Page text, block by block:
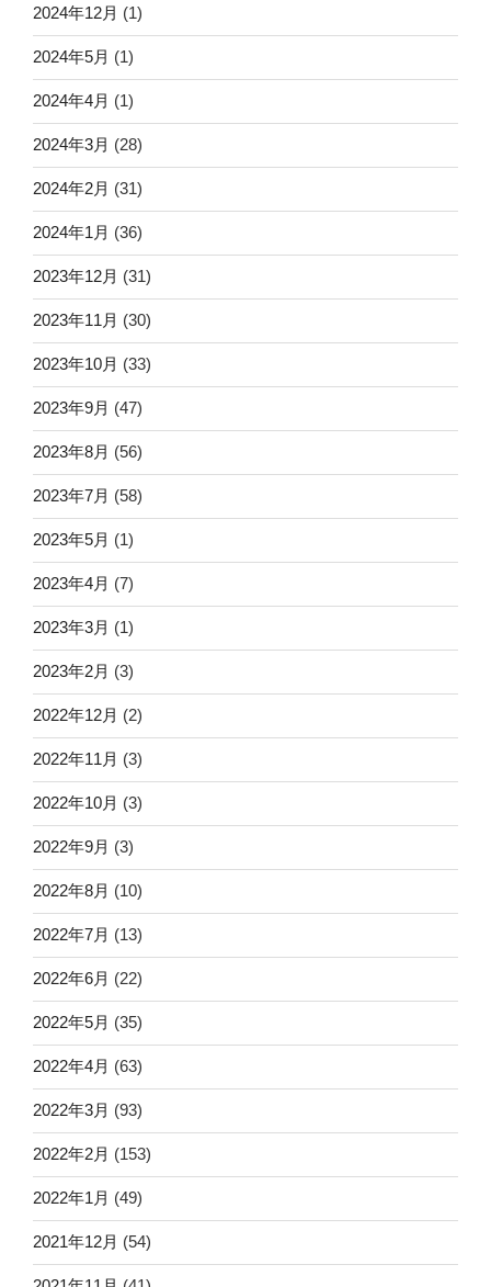
2024年12月 (1)
2024年5月 (1)
2024年4月 (1)
2024年3月 (28)
2024年2月 (31)
2024年1月 (36)
2023年12月 (31)
2023年11月 (30)
2023年10月 (33)
2023年9月 (47)
2023年8月 (56)
2023年7月 (58)
2023年5月 (1)
2023年4月 (7)
2023年3月 (1)
2023年2月 (3)
2022年12月 (2)
2022年11月 (3)
2022年10月 (3)
2022年9月 (3)
2022年8月 (10)
2022年7月 (13)
2022年6月 (22)
2022年5月 (35)
2022年4月 (63)
2022年3月 (93)
2022年2月 (153)
2022年1月 (49)
2021年12月 (54)